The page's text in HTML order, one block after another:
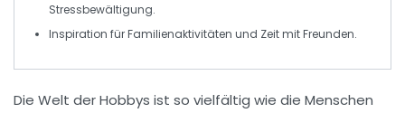
Stressbewältigung.
Inspiration fürFamilienaktivitäten und Zeit mit Freunden.
Die Welt derHobbys ist so vielfältig wie die Menschen